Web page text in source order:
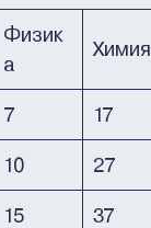
Физик
а
Химия
7 17
10 27
15 37